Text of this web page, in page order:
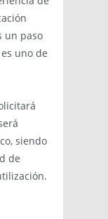
un paso
uno de
siendo
de